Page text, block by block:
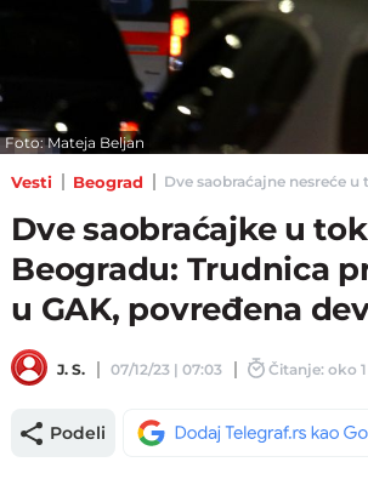
Foto: Mateja Beljan
Vesti Beograd Dve saobraćajne nesreće
Dve saobraćajke u
Beogradu: Trudnica
u GAK, povređena
J. S. 07/12/23 | 07:03 Čitanje: oko
Podeli